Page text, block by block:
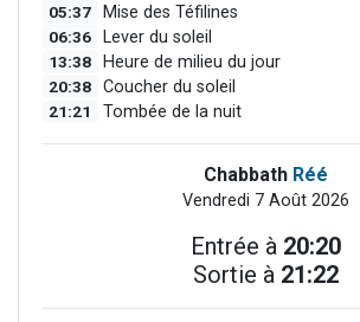
05:37 Mise des Téfilines
06:36 Lever du soleil
13:38 Heure de milieu du jour
20:38 Coucher du soleil
21:21 Tombée de la nuit
Chabbath Réé
Vendredi 7 Août 2026
Entrée à 20:20
Sortie à 21:22